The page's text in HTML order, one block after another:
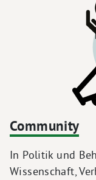
Community
In Politik und
Wissenschaft,